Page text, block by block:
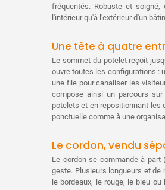
fréquentés. Robuste et
l'intérieur qu'à l'extérieur d'un
Une tête à quatre
Le sommet du potelet reçoit
ouvre toutes les configurations :
une file pour canaliser les
compose ainsi un parcours
potelets et en repositionnant les
ponctuelle comme à une
Le cordon, vendu
Le cordon se commande à
geste. Plusieurs longueurs et de
le bordeaux, le rouge, le bleu